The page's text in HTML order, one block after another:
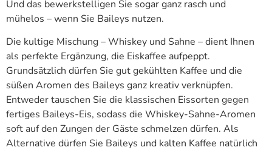
Und das bewerkstelligen Sie sogar ganz rasch und
mühelos – wenn Sie Baileys nutzen.
Die kultige Mischung – Whiskey und Sahne – dient Ihnen
als perfekte Ergänzung, die Eiskaffee aufpeppt.
Grundsätzlich dürfen Sie gut gekühlten Kaffee und die
süßen Aromen des Baileys ganz kreativ verknüpfen.
Entweder tauschen Sie die klassischen Eissorten gegen
fertiges Baileys-Eis, sodass die Whiskey-Sahne-Aromen
soft auf den Zungen der Gäste schmelzen dürfen. Als
Alternative dürfen Sie Baileys und kalten Kaffee natürlich